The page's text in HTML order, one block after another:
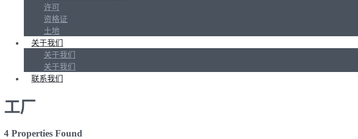
许可
资格证
土地
关于我们
关于我们
关于我们
联系我们
工厂
4 Properties Found